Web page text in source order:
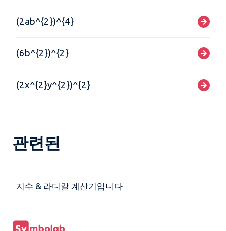
(2ab^{2})^{4}
(6b^{2})^{2}
(2x^{2}y^{2})^{2}
관련된
지수 & 라디칼 계산기입니다